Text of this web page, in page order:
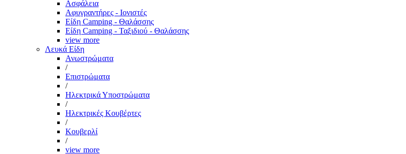
Ασφάλεια
Αφυγραντήρες - Ιονιστές
Είδη Camping - Θαλάσσης
Είδη Camping - Ταξιδιού - Θαλάσσης
view more
Λευκά Είδη
Ανωστρώματα
/
Επιστρώματα
/
Ηλεκτρικά Υποστρώματα
/
Ηλεκτρικές Κουβέρτες
/
Κουβερλί
/
view more